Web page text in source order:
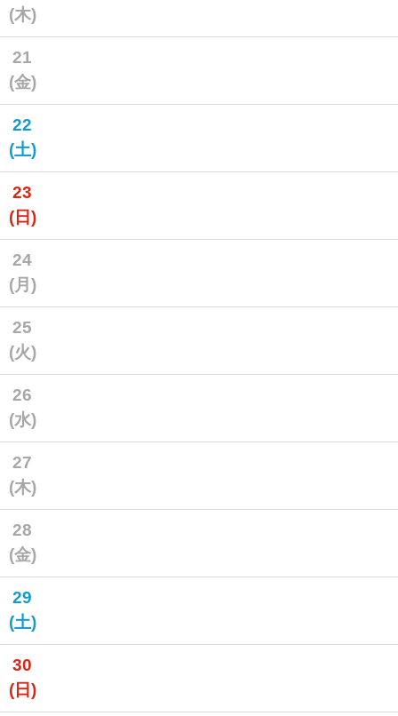
(木)
21
(金)
22
(土)
23
(日)
24
(月)
25
(火)
26
(水)
27
(木)
28
(金)
29
(土)
30
(日)